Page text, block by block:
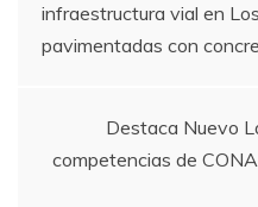
navigation
infraestructura vial en
pavimentadas con
Destaca Nuevo
competencias de